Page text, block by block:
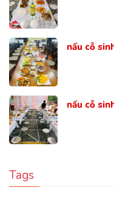
nấu cỗ
nấu cỗ
Tags